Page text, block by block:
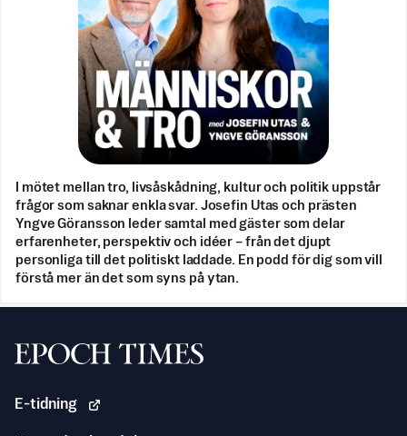
I mötet mellan tro, livsåskådning, kultur och politik uppstår
frågor som saknar enkla svar. Josefin Utas och prästen
Yngve Göransson leder samtal med gäster som delar
erfarenheter, perspektiv och idéer – från det djupt
personliga till det politiskt laddade. En podd för dig som vill
förstå mer än det som syns på ytan.
Svenska Epoch Times
E-tidning